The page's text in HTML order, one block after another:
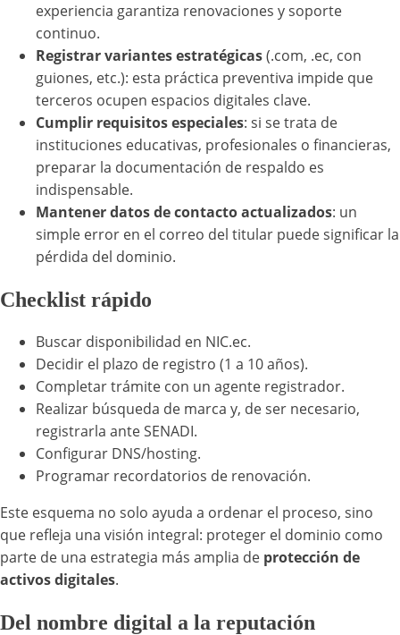
experiencia garantiza renovaciones y soporte
continuo.
Registrar variantes estratégicas(.com, .ec, con
guiones, etc.): esta práctica preventiva impide que
terceros ocupen espacios digitales clave.
Cumplir requisitos especiales: si se trata de
instituciones educativas, profesionales o financieras,
preparar la documentación de respaldo es
indispensable.
Mantener datos de contacto actualizados: un
simple error en el correo del titular puede significar la
pérdida del dominio.
Checklist rápido
Buscar disponibilidad en NIC.ec.
Decidir el plazo de registro (1 a 10 años).
Completar trámite con un agente registrador.
Realizar búsqueda de marca y, de ser necesario,
registrarla ante SENADI.
Configurar DNS/hosting.
Programar recordatorios de renovación.
Este esquema no solo ayuda a ordenar el proceso, sino
que refleja una visión integral: proteger el dominio como
parte de una estrategia más amplia de protección de
activos digitales.
Del nombre digital a la reputación